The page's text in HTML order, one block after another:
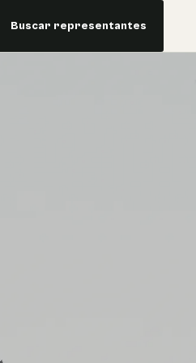
Buscar representantes